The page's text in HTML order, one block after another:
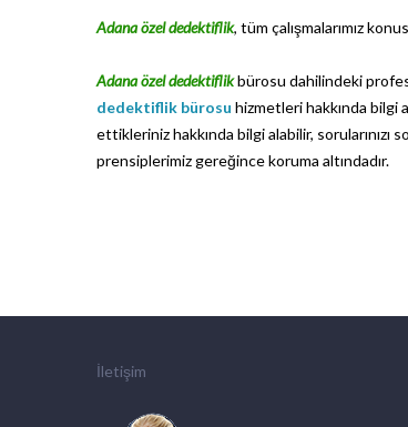
Adana özel dedektiflik, tüm çalışmalarımız
Adana özel dedektiflikbürosu dahilindeki
dedektiflik bürosu hizmetleri hakkında bilgi
ettikleriniz hakkında bilgi alabilir,
prensiplerimiz gereğince koruma altındadır.
İletişim